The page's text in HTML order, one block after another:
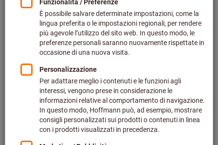
Prezzo per 1 Articolo
più IVA all’aliquota correntePrezzo più spese di spedizione
Effettua il loginper vedere i tuoi prezzi dedicati.